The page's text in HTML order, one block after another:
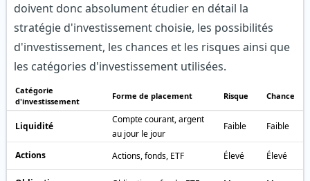
doivent donc absolument étudier en détail la
stratégie d'investissement choisie, les possibilités
d'investissement, les chances et les risques ainsi que
les catégories d'investissement utilisées.
Catégorie
d'investissement
Forme de placement Risque Chance
Liquidité
Compte courant, argent
au jour le jour
Faible Faible
Actions Actions, fonds, ETF Élevé Élevé